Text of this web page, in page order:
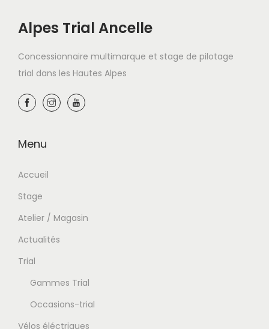
Alpes Trial Ancelle
Concessionnaire multimarque et stage de pilotage
trial dans les Hautes Alpes
Menu
Accueil
Stage
Atelier / Magasin
Actualités
Trial
Gammes Trial
Occasions-trial
Vélos éléctriques